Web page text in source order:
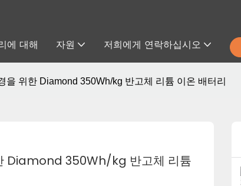
에 대해 자원 저희에게 연락하십시오
위한 Diamond 350Wh/kg 반고체 리튬 이온 배터리
Diamond 350Wh/kg 반고체 리튬